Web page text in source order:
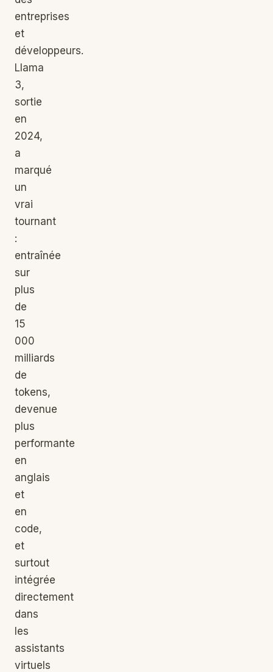
entreprises
et
développeurs.
Llama
3,
sortie
en
2024,
a
marqué
un
vrai
tournant
:
entraînée
sur
plus
de
15
000
milliards
de
tokens,
devenue
plus
performante
en
anglais
et
en
code,
et
surtout
intégrée
directement
dans
les
assistants
virtuels